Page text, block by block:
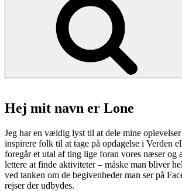
mest
sublime
sushi
Danmark”
Hej mit navn er Lone
Jeg har en vældig lyst til at dele mine
inspirere folk til at tage på opdagelse i Verden
foregår et utal af ting lige foran vores næser og
lettere at finde aktiviteter – måske man bliver
ved tanken om de begivenheder man ser på
rejser der udbydes.